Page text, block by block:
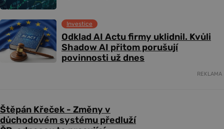
Odklad AI Actu firmy uklidnil. Kvůli
Shadow AI přitom porušují
povinnosti už dnes
Investice
REKLAMA
Štěpán Křeček - Změny v
důchodovém systému předluží